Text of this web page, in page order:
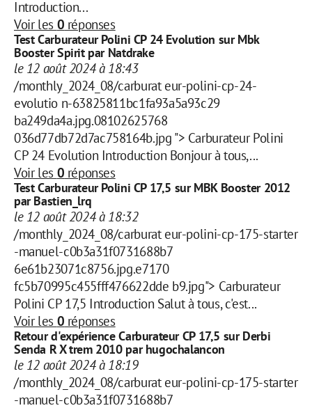
Introduction...
Voir les 0 réponses
Test Carburateur Polini CP 24 Evolution sur Mbk
Booster Spirit par Natdrake
le 12 août 2024 à 18:43
/monthly_2024_08/carburat eur-polini-cp-24-
evolutio n-63825811bc1fa93a5a93c29
ba249da4a.jpg.08102625768
036d77db72d7ac758164b.jpg "> Carburateur Polini
CP 24 Evolution Introduction Bonjour à tous,...
Voir les 0 réponses
Test Carburateur Polini CP 17,5 sur MBK Booster 2012
par Bastien_lrq
le 12 août 2024 à 18:32
/monthly_2024_08/carburat eur-polini-cp-175-starter
-manuel-c0b3a31f0731688b7
6e61b23071c8756.jpg.e7170
fc5b70995c455fff476622dde b9.jpg"> Carburateur
Polini CP 17,5 Introduction Salut à tous, c'est...
Voir les 0 réponses
Retour d'expérience Carburateur CP 17,5 sur Derbi
Senda R X trem 2010 par hugochalancon
le 12 août 2024 à 18:19
/monthly_2024_08/carburat eur-polini-cp-175-starter
-manuel-c0b3a31f0731688b7